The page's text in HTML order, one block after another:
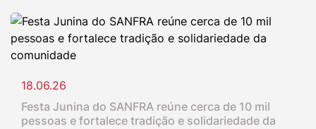
18.06.26
Festa Junina do SANFRA reúne cerca de 10 mil
pessoas e fortalece tradição e solidariedade da